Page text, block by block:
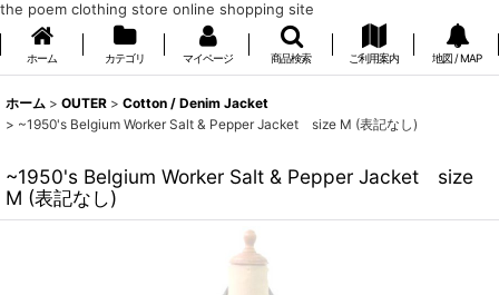
the poem clothing store online shopping site
ホーム カテゴリ マイページ 商品検索 ご利用案内 地図 / MAP
ホーム > OUTER > Cotton / Denim Jacket
> ~1950's Belgium Worker Salt & Pepper Jacket size M (表記なし)
~1950's Belgium Worker Salt & Pepper Jacket size
M (表記なし)